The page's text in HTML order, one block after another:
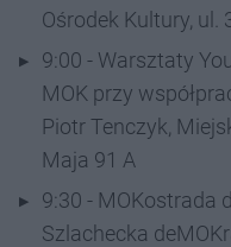
Ośrodek Kultury, ul.
9:00 - Warsztaty
MOK przy
Piotr Tenczyk,
Maja 91 A
9:30 - MOKostrada
Szlachecka